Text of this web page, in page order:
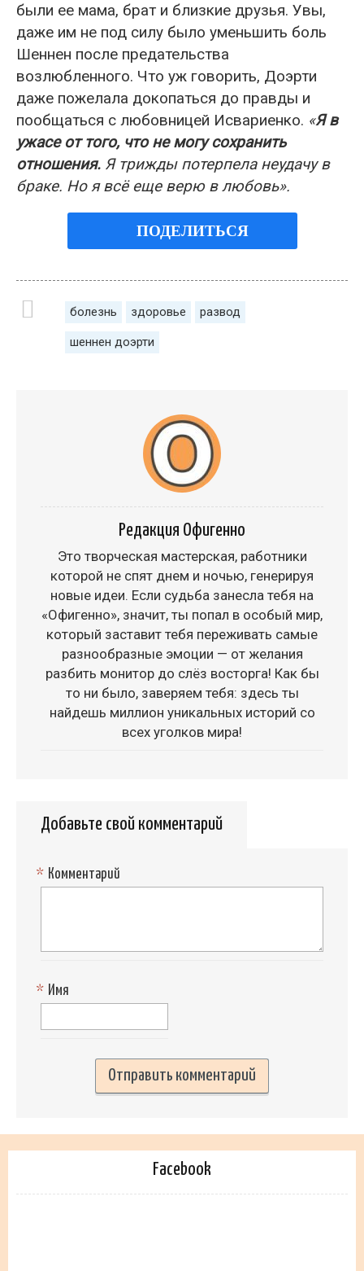
были ее мама, брат и близкие друзья. Увы,
даже им не под силу было уменьшить боль
Шеннен после предательства
возлюбленного. Что уж говорить, Доэрти
даже пожелала докопаться до правды и
пообщаться с любовницей Исвариенко. «Я в
ужасе от того, что не могу сохранить
отношения. Я трижды потерпела неудачу в
браке. Но я всё еще верю в любовь».
ПОДЕЛИТЬСЯ
болезнь здоровье развод
шеннен доэрти
Редакция Офигенно
Это творческая мастерская, работники
которой не спят днем и ночью, генерируя
новые идеи. Если судьба занесла тебя на
«Офигенно», значит, ты попал в особый мир,
который заставит тебя переживать самые
разнообразные эмоции — от желания
разбить монитор до слёз восторга! Как бы
то ни было, заверяем тебя: здесь ты
найдешь миллион уникальных историй со
всех уголков мира!
Добавьте свой комментарий
Комментарий
*
Имя
*
Facebook